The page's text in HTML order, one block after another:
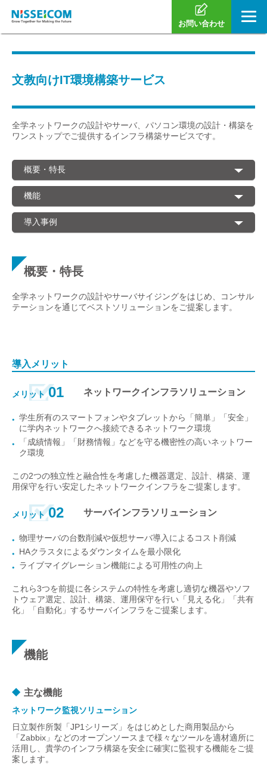
お問い合わせ
文教向けIT環境構築サービス
全学ネットワークの設計やサーバ、パソコン環境の設計・構築を
ワンストップでご提供するインフラ構築サービスです。
概要・特長
機能
導入事例
概要・特長
全学ネットワークの設計やサーバサイジングをはじめ、コンサル
テーションを通じてベストソリューションをご提案します。
導入メリット
メリット 01 ネットワークインフラソリューション
学生所有のスマートフォンやタブレットから「簡単」「安全」
に学内ネットワークへ接続できるネットワーク環境
「成績情報」「財務情報」などを守る機密性の高いネットワー
ク環境
この2つの独立性と融合性を考慮した機器選定、設計、構築、運
用保守を行い安定したネットワークインフラをご提案します。
メリット 02 サーバインフラソリューション
物理サーバの台数削減や仮想サーバ導入によるコスト削減
HAクラスタによるダウンタイムを最小限化
ライブマイグレーション機能による可用性の向上
これら3つを前提に各システムの特性を考慮し適切な機器やソフ
トウェア選定、設計、構築、運用保守を行い「見える化」「共有
化」「自動化」するサーバインフラをご提案します。
機能
主な機能
ネットワーク監視ソリューション
日立製作所製「JP1シリーズ」をはじめとした商用製品から
「Zabbix」などのオープンソースまで様々なツールを適材適所に
活用し、貴学のインフラ構築を安全に確実に監視する機能をご提
案します。